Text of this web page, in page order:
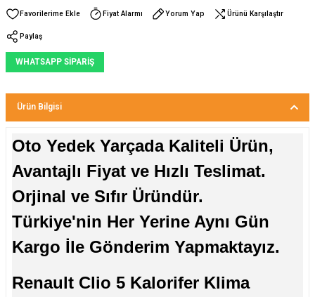
Fiyat Alarmı Yorum Yap Ürünü Karşılaştır
Paylaş
WHATSAPP SİPARİŞ
Ürün Bilgisi
Oto Yedek Yarçada Kaliteli Ürün,
Avantajlı Fiyat ve Hızlı Teslimat.
Orjinal ve Sıfır Üründür.
Türkiye'nin Her Yerine Aynı Gün
Kargo İle Gönderim Yapmaktayız.
Renault Clio 5 Kalorifer Klima